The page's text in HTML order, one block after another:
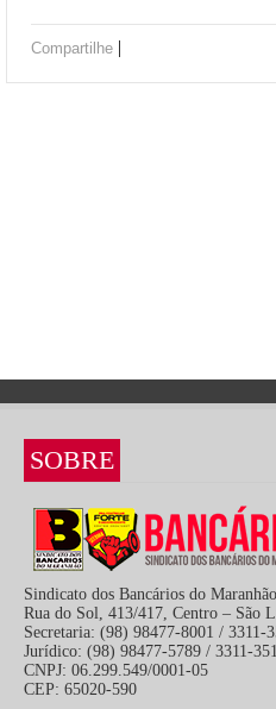
Compartilhe |
SOBRE
Sindicato dos Bancários do
Rua do Sol, 413/417, Centro – São
Secretaria: (98) 98477-8001 / 3311-
Jurídico: (98) 98477-5789 / 3311-
CNPJ: 06.299.549/0001-05
CEP: 65020-590